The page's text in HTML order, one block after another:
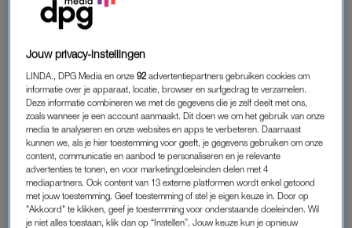
Hoewel de kandidaat zelf ook niet helemaal doorheeft wat er
precies is gebeurd, zo vertelt hij.
REIN
“Wij zijn 25 augustus getrouwd, wij zijn het eerste koppel dat is
getrouwd”, vertelt Rein. “Na de huwelijksreis heb je het
samenwonen en dan duurt het nog een klein maandje voor het
koppelsweekend. In die tijd is Danny hier wezen klussen,
hebben we het gezellig gehad. Maar daarna hebben we
elkaar anderhalve week niet gezien. En toen is er wat gebeurd.
Ik weet niet wat er is gebeurd.”
Jouw privacy-instellingen
LINDA., DPG Media en onze92 advertentiepartners gebruiken cookies om
informatie over je apparaat, locatie, browser en surfgedrag te verzamelen.
Deze informatie combineren we met de gegevens die je zelf deelt met ons,
zoals wanneer je een account aanmaakt. Dit doen we om het gebruik van onze
media te analyseren en onze websites en apps te verbeteren. Daarnaast
kunnen we, als je hier toestemming voor geeft, je gegevens gebruiken om onze
content, communicatie en aanbod te personaliseren en je relevante
advertenties te tonen, en voor marketingdoeleinden delen met 4
mediapartners. Ook content van 13 externe platformen wordt enkel getoond
met jouw toestemming. Geef toestemming of stel je eigen keuze in. Door op
"Akkoord" te klikken, geef je toestemming voor onderstaande doeleinden. Wil
je niet alles toestaan, klik dan op “Instellen”. Jouw keuze kun je opnieuw